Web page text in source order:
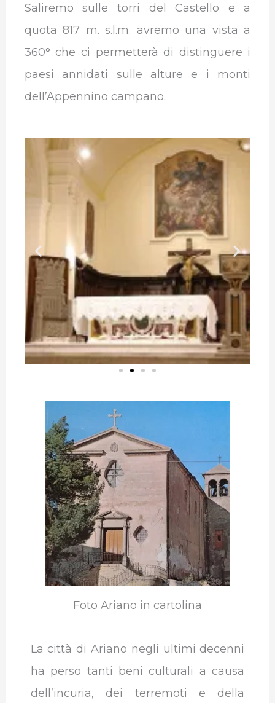
Saliremo sulle torri del Castello e a
quota 817 m. s.l.m. avremo una vista a
360° che ci permetterà di distinguere i
paesi annidati sulle alture e i monti
dell’Appennino campano.
Foto Ariano in cartolina
La città di Ariano negli ultimi decenni
ha perso tanti beni culturali a causa
dell’incuria, dei terremoti e della